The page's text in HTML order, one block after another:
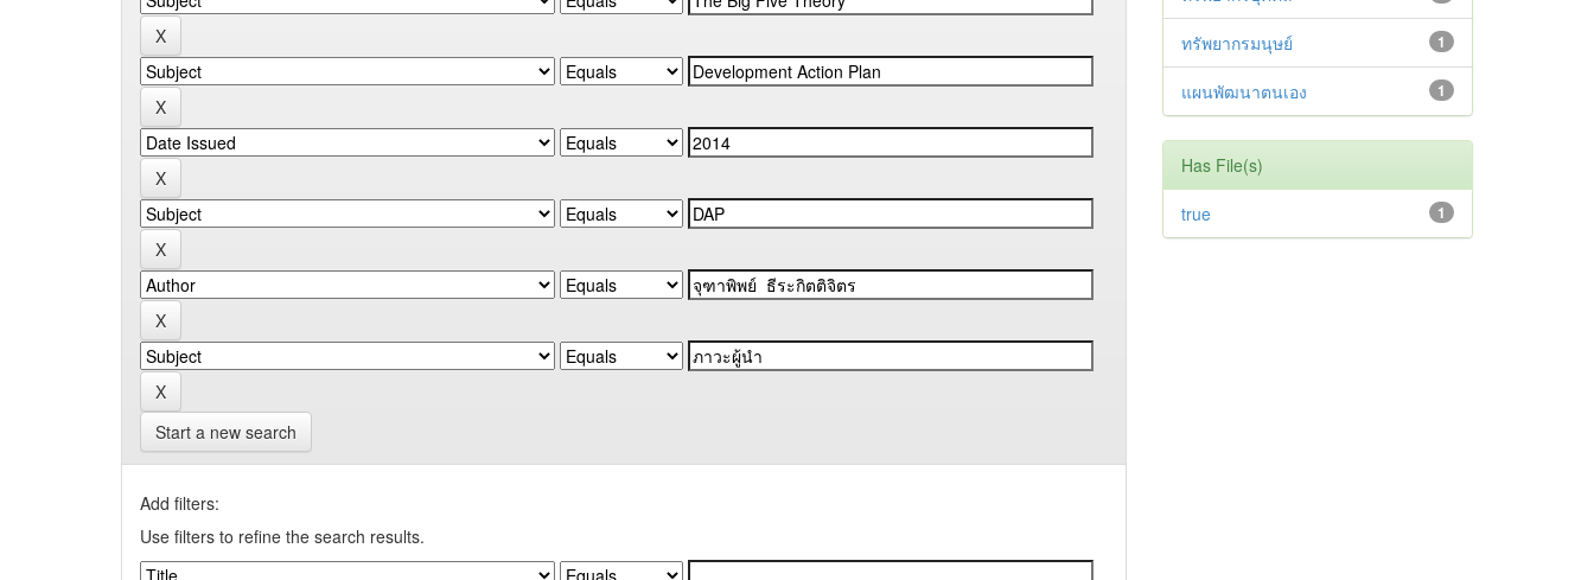
Start a new search
Add filters:
Use filters to refine the search results.
1
ทรัพยากรมนุษย์
1
แผนพัฒนาตนเอง
Has File(s)
1
true